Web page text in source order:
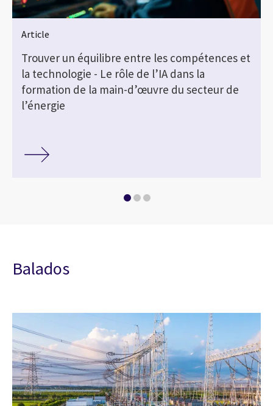
Article
Trouver un équilibre entre les compétences et
la technologie - Le rôle de l’IA dans la
formation de la main-d’œuvre du secteur de
l’énergie
Balados